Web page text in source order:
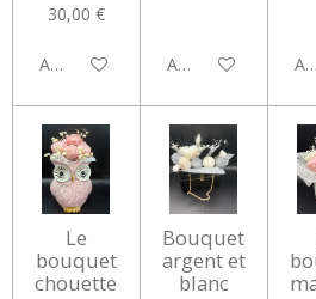
30,00 €
Ajouter au panierAjouter au panier
Le
bouquet
chouette
Bouquet
argent et
blanc